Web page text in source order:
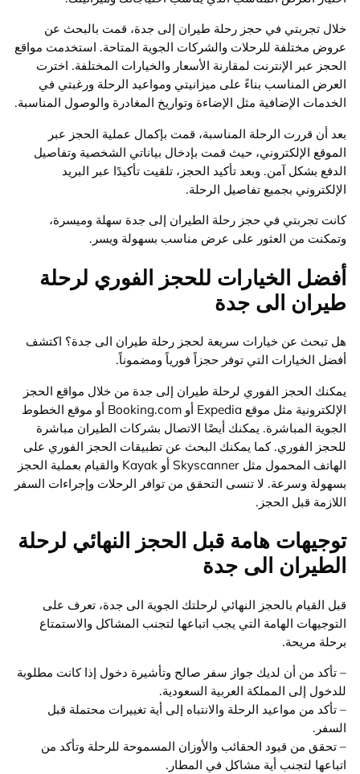
خلال تجربتي في حجز رحلة طيران إلى جدة، قمت بالبحث عن
عروض مختلفة للرحلات والشركات الجوية المتاحة. استخدمت مواقع
الحجز عبر الإنترنت لمقارنة الأسعار والخيارات المختلفة. اخترت
العرض المناسب بناءً على ميزانيتي ومواعيد الرحلة ورغبتي في
الخدمات الإضافية مثل الإضاءة وتواريخ المغادرة والوصول المناسبة.
بعد أن قررت الرحلة المناسبة، قمت بإكمال عملية الحجز عبر
الموقع الإلكتروني، حيث قمت بإدخال بياناتي الشخصية وتفاصيل
الدفع بشكل آمن. وبعد تأكيد الحجز، تلقيت تأكيدًا عبر البريد
الإلكتروني بجميع تفاصيل الرحلة.
كانت تجربتي في حجز رحلة الطيران إلى جدة سهلة وميسرة،
وتمكنت من العثور على عرض مناسب بسهولة ويسر.
أفضل الخيارات للحجز الفوري لرحلة
طيران الى جدة
هل تبحث عن خيارات سريعة لحجز رحلة طيران الى جدة؟ اكتشف
أفضل الخيارات التي توفر حجزاً فورياً ومضموناً.
يمكنك الحجز الفوري لرحلة طيران إلى جدة من خلال مواقع الحجز
الإلكترونية مثل موقع Expedia أو Booking.com أو موقع الخطوط
الجوية المباشرة. يمكنك أيضًا الاتصال بشركات الطيران مباشرة
للحجز الفوري. كما يمكنك البحث عن تطبيقات الحجز الفوري على
الهاتف المحمول مثل Skyscanner أو Kayak والقيام بعملية الحجز
بسهولة وسرعة. لا تنسى التحقق من توافر الرحلات وإجراءات السفر
اللازمة قبل الحجز.
توجيهات هامة قبل الحجز النهائي لرحلة
الطيران الى جدة
قبل القيام بالحجز النهائي لرحلتك الجوية الى جدة، تعرف على
التوجيهات الهامة التي يجب اتباعها لتجنب المشاكل والاستمتاع
برحلة مريحة.
– تأكد من أن لديك جواز سفر صالح وتأشيرة دخول إذا كانت مطلوبة
للدخول إلى المملكة العربية السعودية.
– تأكد من مواعيد الرحلة والانتباه إلى أية تغييرات محتملة قبل
السفر.
– تحقق من قيود الحقائب والأوزان المسموحة للرحلة وتأكد من
اتباعها لتجنب أية مشاكل في المطار.